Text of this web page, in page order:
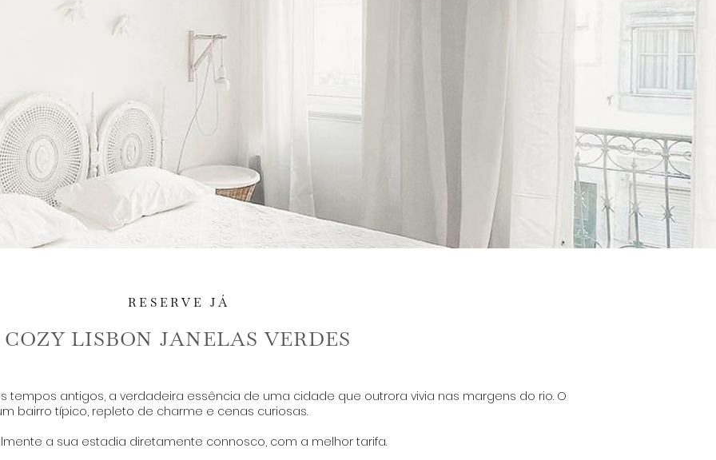
RESERVE JÁ
COZY LISBON JANELAS VERDES
tempos antigos, a verdadeira essência de uma cidade que outrora vivia nas margens do rio. O
bairro típico, repleto de charme e cenas curiosas.
a sua estadia diretamente connosco, com a melhor tarifa.